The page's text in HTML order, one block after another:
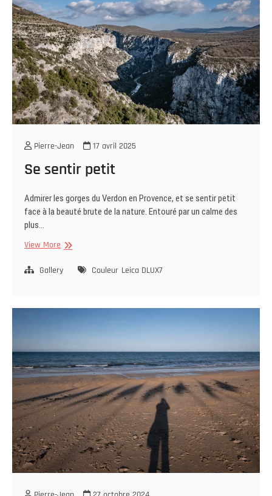
Pierre-Jean 17 avril 2025
Se sentir petit
Admirer les gorges du Verdon en Provence, et se sentir petit
face à la beauté brute de la nature. Entouré par un calme des
plus…
View More Se
petit
Gallery Couleur Leica DLUX7